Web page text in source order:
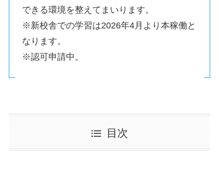
できる環境を整えてまいります。
※新校舎での学習は2026年4月より本稼働と
なります。
※認可申請中。
目次